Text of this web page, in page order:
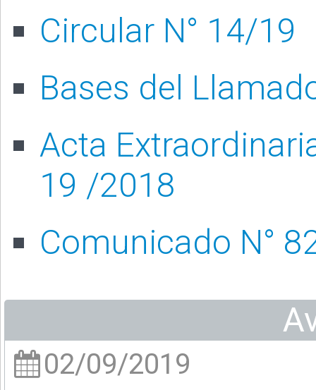
Circular N° 14/19
Bases del
Acta
19 /2018
Comunicado N°
02/09/2019